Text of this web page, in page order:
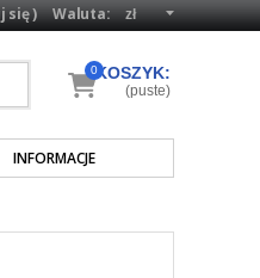
Waluta:
się)
INFORMACJE
KOSZYK:
0
(puste)